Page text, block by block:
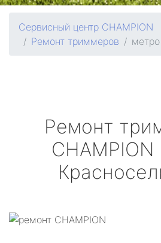
Сервисный центр CHAMPION
Ремонт триммеров
Ремонт
CHAMPION